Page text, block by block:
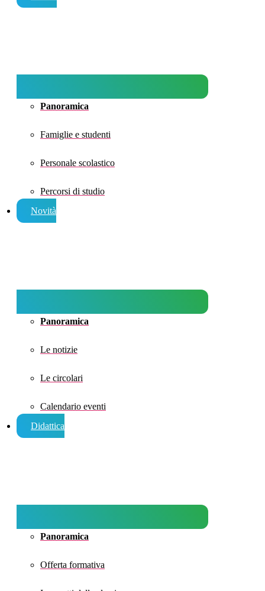
Panoramica
Famiglie e studenti
Personale scolastico
Percorsi di studio
Novità
Panoramica
Le notizie
Le circolari
Calendario eventi
Didattica
Panoramica
Offerta formativa